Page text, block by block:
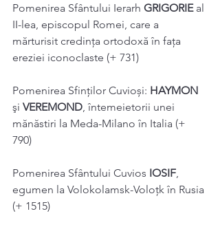
Pomenirea Sfântului Ierarh GRIGORIE al
II-lea, episcopul Romei, care a
mărturisit credința ortodoxă în faţa
ereziei iconoclaste (+ 731)
Pomenirea Sfinților Cuvioși: HAYMON
şi VEREMOND, întemeietorii unei
mănăstiri la Meda-Milano în Italia (+
790)
Pomenirea Sfântului Cuvios IOSIF,
egumen la Volokolamsk-Voloțk în Rusia
(+ 1515)